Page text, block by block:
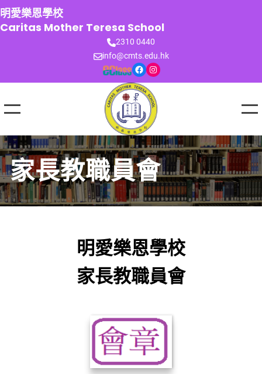
跳
至
主
明愛樂恩學校
Caritas Mother Teresa School
2310 0440
info@cmts.edu.hk
Facebook Instagram
家長教職員會
明愛樂恩學校
家長教職員會